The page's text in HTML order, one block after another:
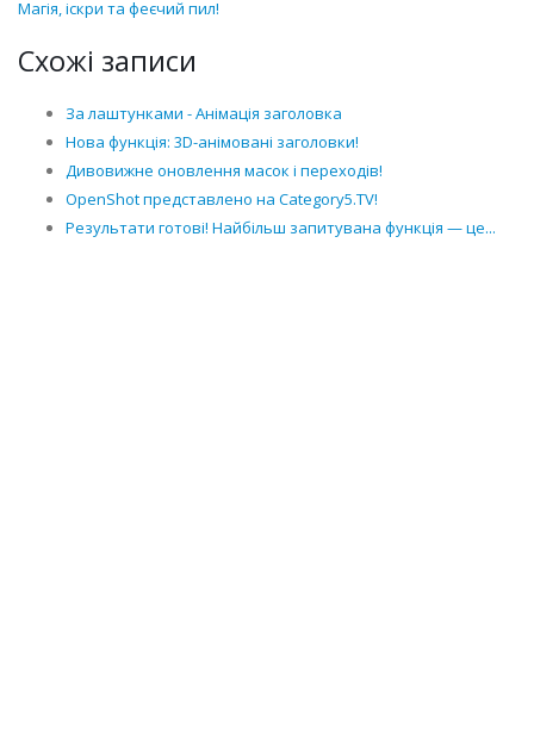
Магія, іскри та феєчий пил!
Схожі записи
За лаштунками - Анімація заголовка
Нова функція: 3D-анімовані заголовки!
Дивовижне оновлення масок і переходів!
OpenShot представлено на Category5.TV!
Результати готові! Найбільш запитувана функція — це...